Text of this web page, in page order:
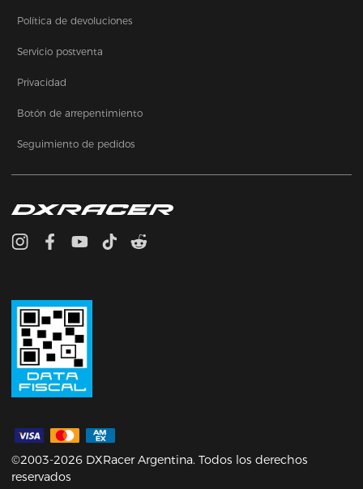
Política de devoluciones
Servicio postventa
Privacidad
Botón de arrepentimiento
Seguimiento de pedidos
©2003-2026 DXRacer Argentina. Todos los derechos
reservados